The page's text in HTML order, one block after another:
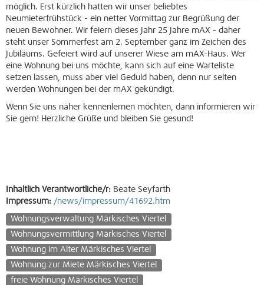
möglich. Erst kürzlich hatten wir unser beliebtes
Neumieterfrühstück - ein netter Vormittag zur Begrüßung der
neuen Bewohner. Wir feiern dieses Jahr 25 Jahre mAX - daher
steht unser Sommerfest am 2. September ganz im Zeichen des
Jubiläums. Gefeiert wird auf unserer Wiese am mAX-Haus. Wer
eine Wohnung bei uns möchte, kann sich auf eine Warteliste
setzen lassen, muss aber viel Geduld haben, denn nur selten
werden Wohnungen bei der mAX gekündigt.
Wenn Sie uns näher kennenlernen möchten, dann informieren wir
Sie gern! Herzliche Grüße und bleiben Sie gesund!
Inhaltlich Verantwortliche/r: Beate Seyfarth
Impressum: /news/impressum/41692.htm
Wohnungsverwaltung Märkisches Viertel
Wohnungsvermittlung Märkisches Viertel
Wohnung im Alter Märkisches Viertel
Wohnung zur Miete Märkisches Viertel
freie Wohnung Märkisches Viertel